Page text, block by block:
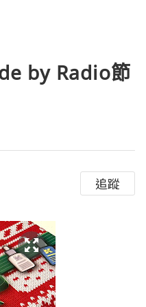
by Radio節
追蹤